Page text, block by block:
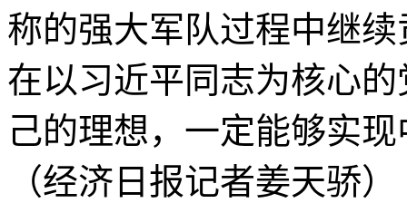
称的强大军队过程中继
在以习近平同志为核心
己的理想，一定能够实
（经济日报记者姜天骄）